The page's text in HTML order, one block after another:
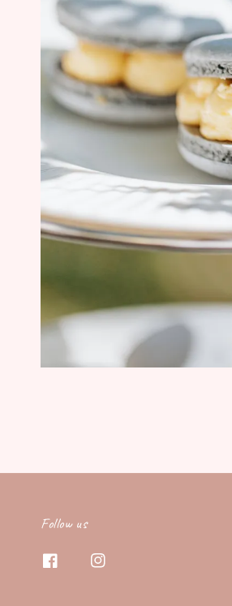
Follow us